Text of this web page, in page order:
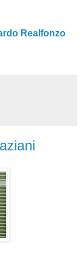
Realfonzo